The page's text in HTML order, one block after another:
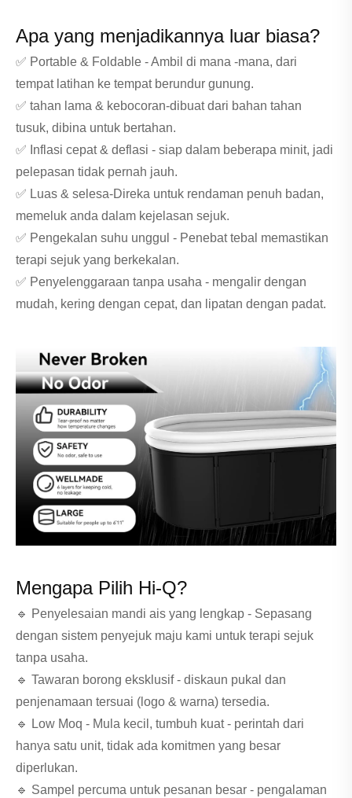
Apa yang menjadikannya luar biasa?
✅ Portable & Foldable - Ambil di mana -mana, dari
tempat latihan ke tempat berundur gunung.
✅ tahan lama & kebocoran-dibuat dari bahan tahan
tusuk, dibina untuk bertahan.
✅ Inflasi cepat & deflasi - siap dalam beberapa minit, jadi
pelepasan tidak pernah jauh.
✅ Luas & selesa-Direka untuk rendaman penuh badan,
memeluk anda dalam kejelasan sejuk.
✅ Pengekalan suhu unggul - Penebat tebal memastikan
terapi sejuk yang berkekalan.
✅ Penyelenggaraan tanpa usaha - mengalir dengan
mudah, kering dengan cepat, dan lipatan dengan padat.
Mengapa Pilih Hi-Q?
🔹 Penyelesaian mandi ais yang lengkap - Sepasang
dengan sistem penyejuk maju kami untuk terapi sejuk
tanpa usaha.
🔹 Tawaran borong eksklusif - diskaun pukal dan
penjenamaan tersuai (logo & warna) tersedia.
🔹 Low Moq - Mula kecil, tumbuh kuat - perintah dari
hanya satu unit, tidak ada komitmen yang besar
diperlukan.
🔹 Sampel percuma untuk pesanan besar - pengalaman